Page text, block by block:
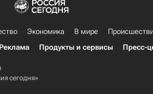
Экономика В мире
Реклама Продукты и сервисы Пресс-
сегодня»